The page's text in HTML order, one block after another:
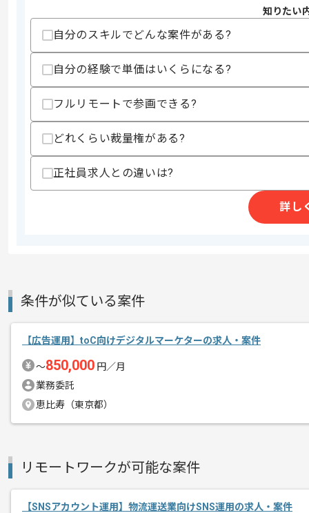
上記に似た経験やスキルをお持ちであれば申
その他募集要項
商談回数
募集人数
1人
作業開始日
レバテックでの実績がある企業の案件
Webマーケターの経験を活かすことが
経験豊富なマーケターと成長が出来る
知りたい
自分のスキルでどんな案件がある?
自分の経験で単価はいくらになる?
フルリモートで参画できる?
どれくらい裁量権がある?
正社員求人との違いは?
詳し
条件が似ている案件
【広告運用】toC向けデジタルマーケターの求人・案件
〜850,000 円／月
業務委託
恵比寿（東京都）
リモートワークが可能な案件
【SNSアカウント運用】物流運送業向けSNS運用の求人・案件